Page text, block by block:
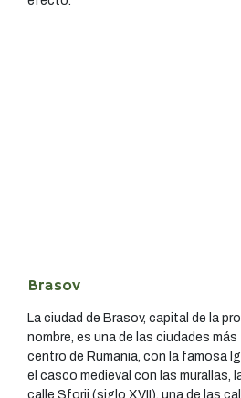
Brasov
La ciudad de Brasov, capital de la
nombre, es una de las ciudades
centro de Rumania, con la famosa
el casco medieval con las murallas,
calle Sforii (siglo XVII), una de las